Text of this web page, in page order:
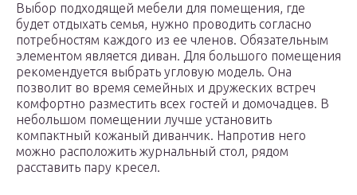
Выбор подходящей мебели для помещения, где
будет отдыхать семья, нужно проводить согласно
потребностям каждого из ее членов. Обязательным
элементом является диван. Для большого помещения
рекомендуется выбрать угловую модель. Она
позволит во время семейных и дружеских встреч
комфортно разместить всех гостей и домочадцев. В
небольшом помещении лучше установить
компактный кожаный диванчик. Напротив него
можно расположить журнальный стол, рядом
расставить пару кресел.